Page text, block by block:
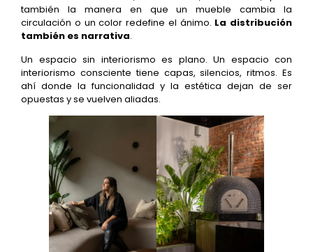
también la manera en que un mueble cambia la
circulación o un color redefine el ánimo. La distribución
también es narrativa.
Un espacio sin interiorismo es plano. Un espacio con
interiorismo consciente tiene capas, silencios, ritmos. Es
ahí donde la funcionalidad y la estética dejan de ser
opuestas y se vuelven aliadas.